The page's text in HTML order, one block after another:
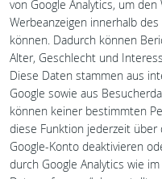
von Google Analytics, um
Werbeanzeigen innerhalb
können. Dadurch können
Alter, Geschlecht und
Diese Daten stammen aus
Google sowie aus
können keiner bestimmten
diese Funktion jederzeit
Google-Konto deaktivieren
durch Google Analytics wie